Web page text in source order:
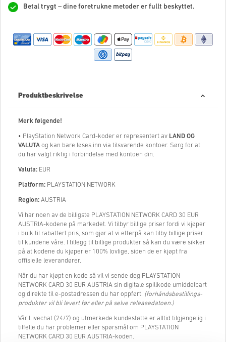
Betal trygt – dine foretrukne metoder er fullt beskyttet.
Produktbeskrivelse
Merk følgende!
• PlayStation Network Card-koder er representert av LAND OG
VALUTA og kan bare løses inn via tilsvarende kontoer. Sørg for at
du har valgt riktig i forbindelse med kontoen din.
Valuta: EUR
Platform: PLAYSTATION NETWORK
Region: AUSTRIA
Vi har noen av de billigste PLAYSTATION NETWORK CARD 30 EUR
AUSTRIA-kodene på markedet. Vi tilbyr billige priser fordi vi kjøper
i bulk til rabattert pris, som gjør at vi etterpå kan tilby billige priser
til kundene våre. I tillegg til billige produkter så kan du være sikker
på at kodene du kjøper er 100% lovlige, siden de er kjøpt fra
offisielle leverandører.
Når du har kjøpt en kode så vil vi sende deg PLAYSTATION
NETWORK CARD 30 EUR AUSTRIA sin digitale spillkode umiddelbart
og direkte til e-postadressen du har oppført. (forhåndsbestillings-
produkter vil bli levert før eller på selve releasedatoen.)
Vår Livechat (24/7) og utmerkede kundestøtte er alltid tilgjengelig i
tilfelle du har problemer eller spørsmål om PLAYSTATION
NETWORK CARD 30 EUR AUSTRIA-koden.